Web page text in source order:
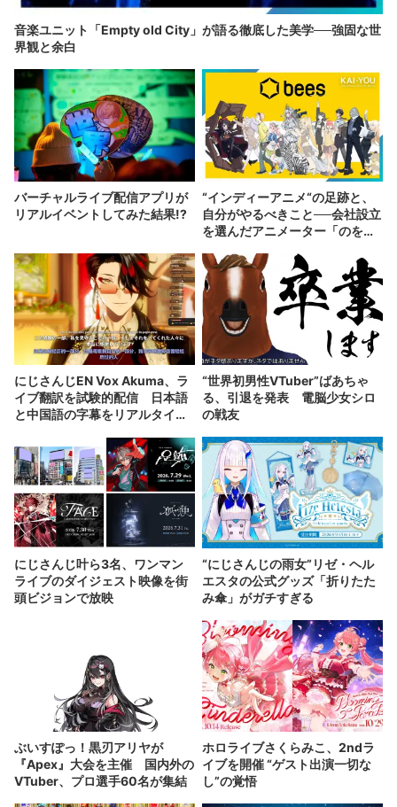
音楽ユニット「Empty old City」が語る徹底した美学──強固な世
界観と余白
バーチャルライブ配信アプリが
リアルイベントしてみた結果!?
“インディーアニメ“の足跡と、
自分がやるべきこと──会社設立
を選んだアニメーター「のを
にじさんじEN Vox Akuma、ラ
イブ翻訳を試験的配信 日本語
と中国語の字幕をリアルタイム
“世界初男性VTuber”ばあちゃ
る、引退を発表 電脳少女シロ
の戦友
にじさんじ叶ら3名、ワンマン
ライブのダイジェスト映像を街
頭ビジョンで放映
“にじさんじの雨女”リゼ・ヘル
エスタの公式グッズ「折りたた
み傘」がガチすぎる
ぶいすぽっ！黒刃アリヤが
『Apex』大会を主催 国内外の
VTuber、プロ選手60名が集結
ホロライブさくらみこ、2ndラ
イブを開催 “ゲスト出演一切な
し”の覚悟